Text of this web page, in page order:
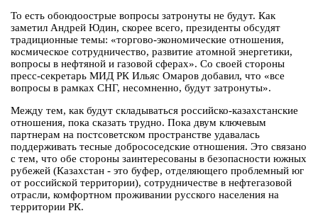
То есть обоюдоострые вопросы затронуты не будут. Как
заметил Андрей Юдин, скорее всего, президенты обсудят
традиционные темы: «торгово-экономические отношения,
космическое сотрудничество, развитие атомной энергетики,
вопросы в нефтяной и газовой сферах». Со своей стороны
пресс-секретарь МИД РК Ильяс Омаров добавил, что «все
вопросы в рамках СНГ, несомненно, будут затронуты».
Между тем, как будут складываться российско-казахстанские
отношения, пока сказать трудно. Пока двум ключевым
партнерам на постсоветском пространстве удавалась
поддерживать тесные добрососедские отношения. Это связано
с тем, что обе стороны заинтересованы в безопасности южных
рубежей (Казахстан - это буфер, отделяющего проблемный юг
от российской территории), сотрудничестве в нефтегазовой
отрасли, комфортном проживании русского населения на
территории РК.